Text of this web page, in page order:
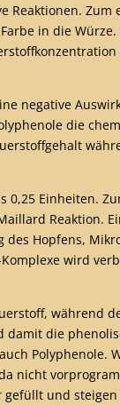
Reaktionen.
in die
negative
die
0,25
Reaktion.
Hopfens,
wird
während
die
nicht
und